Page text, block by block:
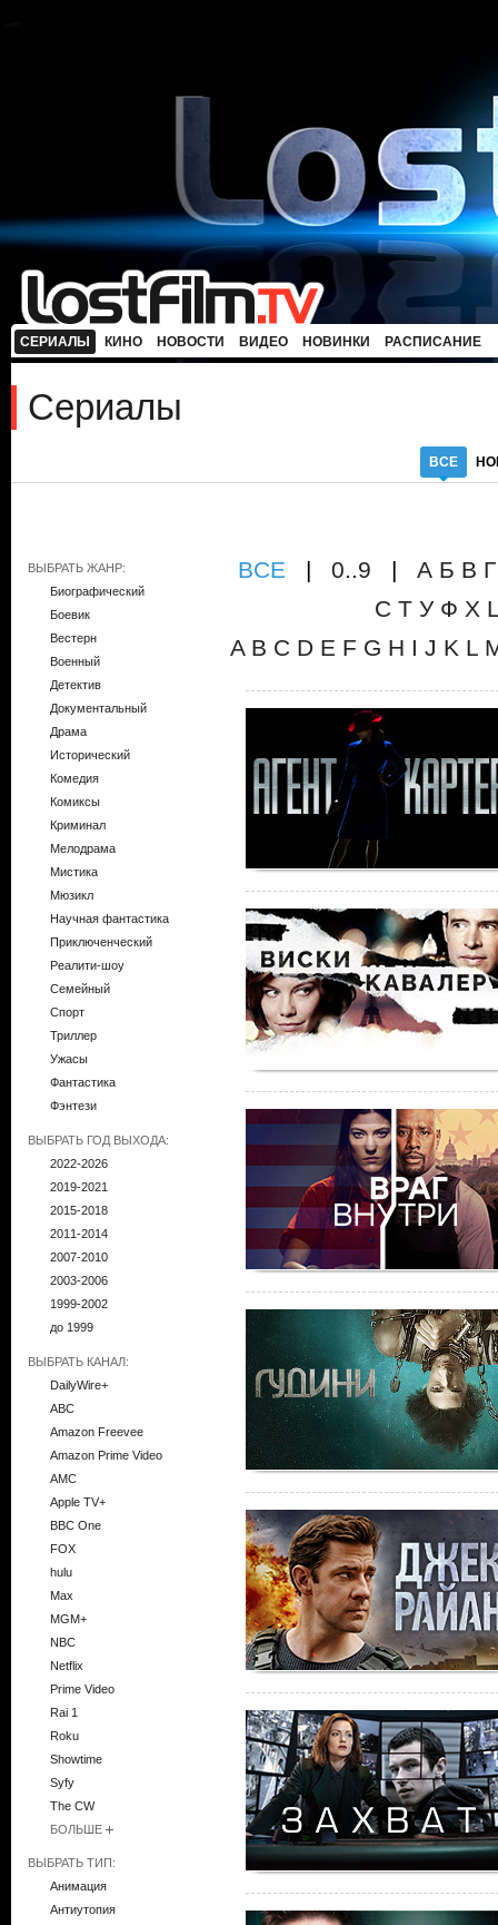
СЕРИАЛЫ КИНО НОВОСТИ ВИДЕО НОВИНКИ РАСПИСАНИЕ
Сериалы
ВСЕ
ВЫБРАТЬ ЖАНР:
Биографический
Боевик
Вестерн
Военный
Детектив
Документальный
Драма
Исторический
Комедия
Комиксы
Криминал
Мелодрама
Мистика
Мюзикл
Научная фантастика
Приключенческий
Реалити-шоу
Семейный
Спорт
Триллер
Ужасы
Фантастика
Фэнтези
ВЫБРАТЬ ГОД ВЫХОДА:
2022-2026
2019-2021
2015-2018
2011-2014
2007-2010
2003-2006
1999-2002
до 1999
ВЫБРАТЬ КАНАЛ:
DailyWire+
ABC
Amazon Freevee
Amazon Prime Video
AMC
Apple TV+
BBC One
FOX
hulu
Max
MGM+
NBC
Netflix
Prime Video
Rai 1
Roku
Showtime
Syfy
The CW
БОЛЬШЕ
ВЫБРАТЬ ТИП:
Анимация
Антиутопия
ВCE | 0..9 | А Б В Г
С Т У Ф Х
A B C D E F G H I J K L